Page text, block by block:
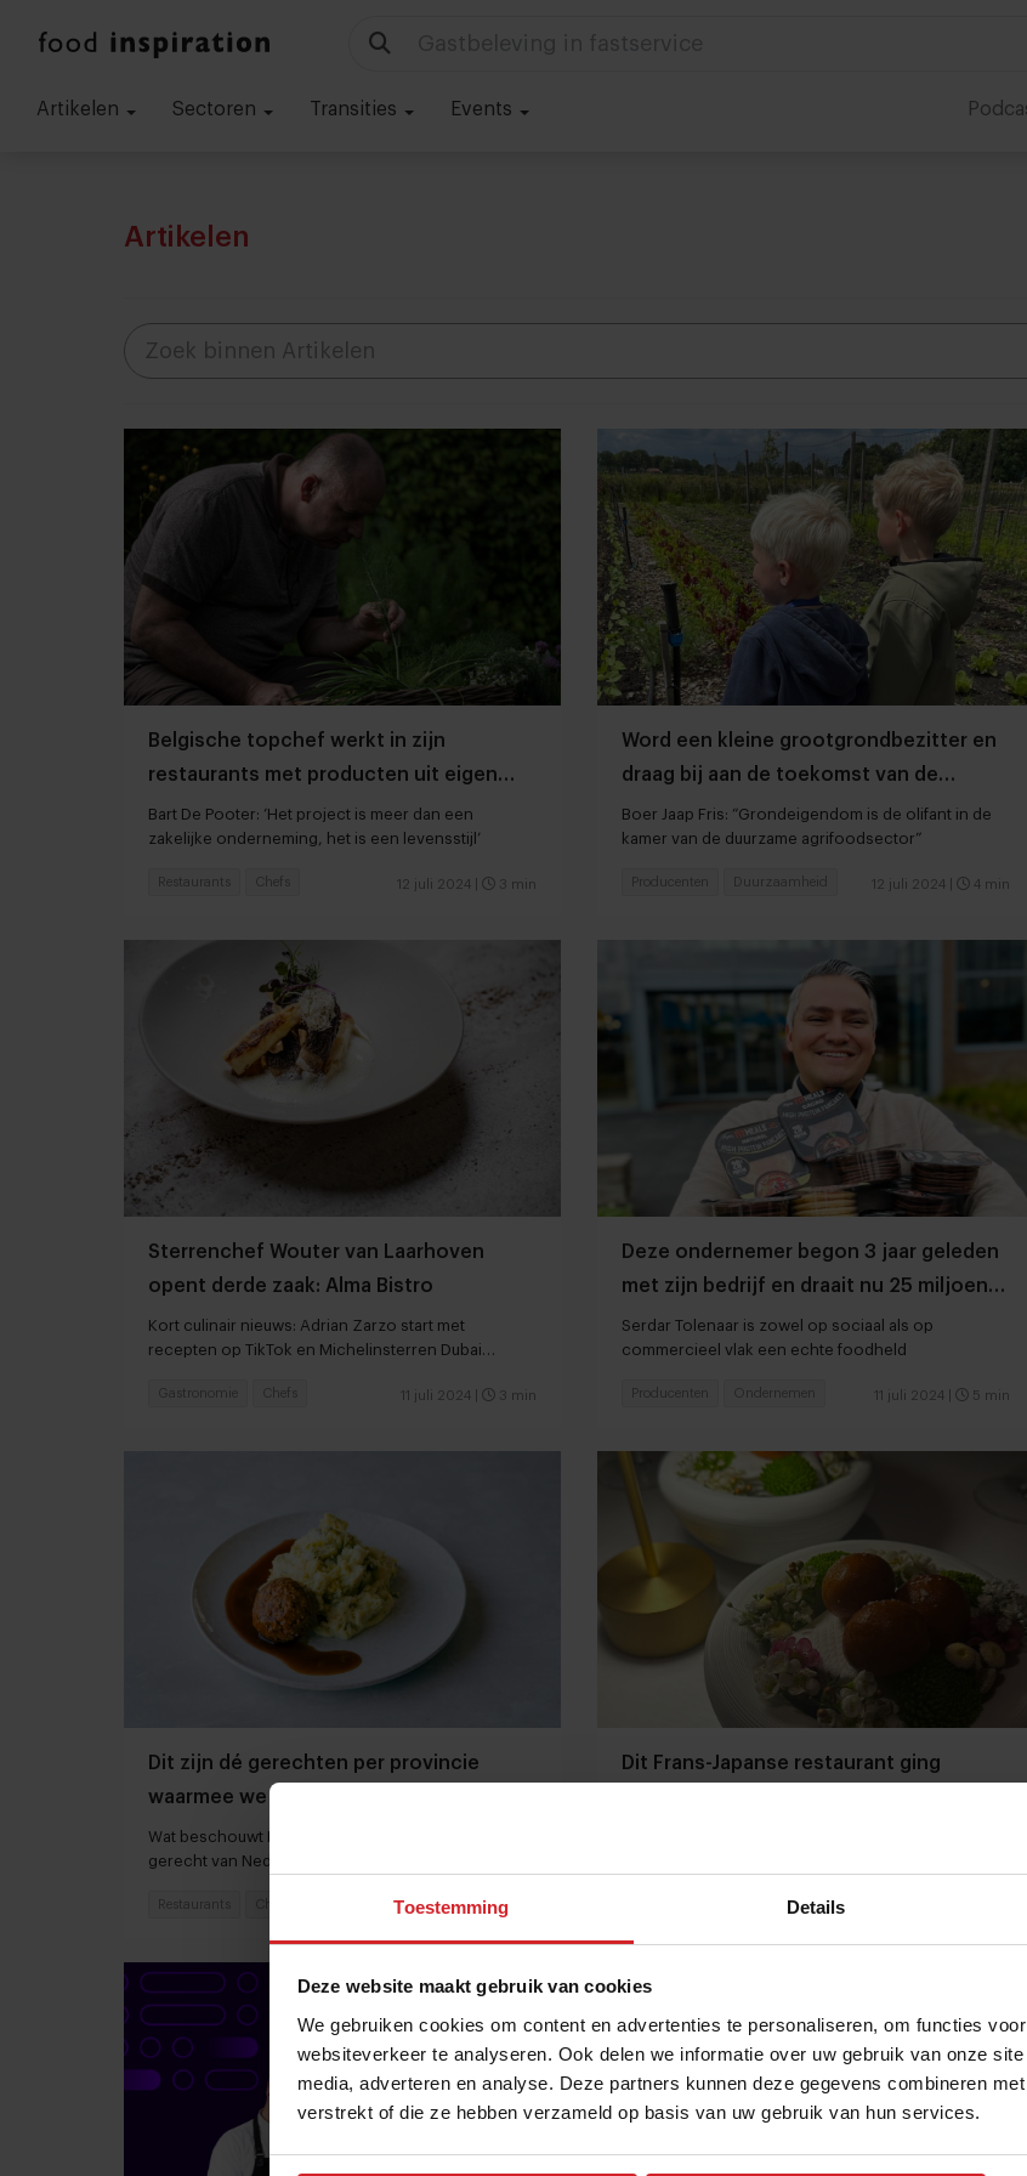
Toestemming Details
Deze website maakt gebruik van cookies
We gebruiken cookies om content en advertenties te personaliseren, om functies
websiteverkeer te analyseren. Ook delen we informatie over uw gebruik van onze
media, adverteren en analyse. Deze partners kunnen deze gegevens combineren
verstrekt of die ze hebben verzameld op basis van uw gebruik van hun services.
Gastbeleving in fastservice
Artikelen Sectoren Transities Events
Artikelen
Belgische topchef werkt in zijn
restaurants met producten uit eigen
voedselbos
Bart De Pooter: ‘Het project is meer dan een
zakelijke onderneming, het is een levensstijl’
12 juli 2024 3 min
Restaurants Chefs
Word een kleine grootgrondbezitter en
draag bij aan de toekomst van de
landbouw
Boer Jaap Fris: “Grondeigendom is de olifant in de
kamer van de duurzame agrifoodsector”
12 juli 2024 4 min
Producenten Duurzaamheid
Sterrenchef Wouter van Laarhoven
opent derde zaak: Alma Bistro
Kort culinair nieuws: Adrian Zarzo start met
recepten op TikTok en Michelinsterren Dubai
11 juli 2024 3 min
Gastronomie Chefs
Deze ondernemer begon 3 jaar geleden
met zijn bedrijf en draait nu 25 miljoen
per jaar
Serdar Tolenaar is zowel op sociaal als op
commercieel vlak een echte foodheld
11 juli 2024 5 min
Producenten Ondernemen
Dit zijn dé gerechten per provincie
waarmee we Nederland op de kaart
zetten
Wat beschouwt Dutch Cuisine als hét nationale
gerecht van Nederland?
10 juli 2024| 4 min
Restaurants
Dit Frans-Japanse restaurant ging